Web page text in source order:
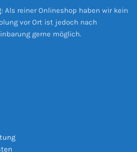
: Als reiner Onlineshop haben wir kein
vor Ort ist jedoch nach
gerne möglich.